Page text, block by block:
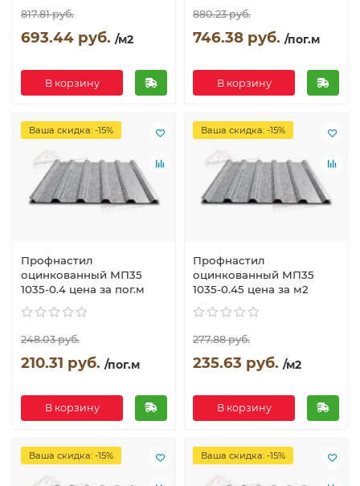
817.81 руб.
693.44 руб. /м2
В корзину
880.23 руб.
746.38 руб. /пог.м
В корзину
Ваша скидка: -15%
Профнастил
оцинкованный МП35
1035-0.4 цена за пог.м
248.03 руб.
210.31 руб. /пог.м
В корзину
Ваша скидка: -15%
Профнастил
оцинкованный МП35
1035-0.45 цена за м2
277.88 руб.
235.63 руб. /м2
В корзину
Ваша скидка: -15% Ваша скидка: -15%